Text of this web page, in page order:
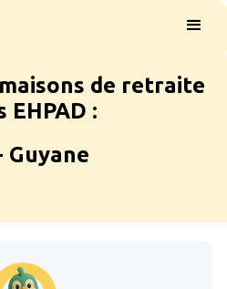
de retraite
EHPAD :
Guyane